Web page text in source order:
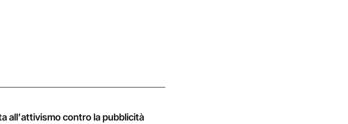
all’attivismo contro la pubblicità